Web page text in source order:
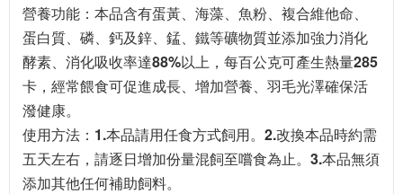
營養功能：本品含有蛋黃、海藻、魚粉、複合維他命、
蛋白質、磷、鈣及鋅、錳、鐵等礦物質並添加強力消化
酵素、消化吸收率達88%以上，每百公克可產生熱量285
卡，經常餵食可促進成長、增加營養、羽毛光澤確保活
潑健康。
使用方法：1.本品請用任食方式飼用。2.改換本品時約需
五天左右，請逐日增加份量混飼至嚐食為止。3.本品無須
添加其他任何補助飼料。